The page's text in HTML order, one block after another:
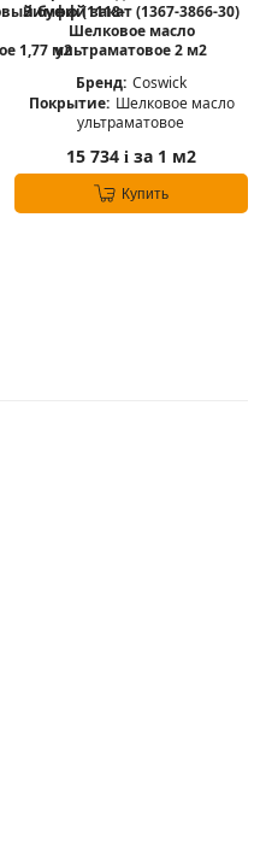
буфф (1118-
1,77 м2
Зимний закат (1367-3866-30)
Шелковое масло
ультраматовое 2 м2
Бренд: Coswick
Покрытие: Шелковое масло
ультраматовое
15 734 i за 1 м2
Купить